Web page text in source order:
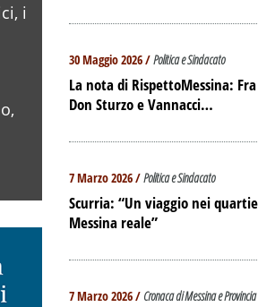
i
30 Maggio 2026 /Politica e Sindacato
La nota di RispettoMessina:
Don Sturzo e Vannacci…
7 Marzo 2026 /Politica e Sindacato
Scurria: “Un viaggio nei
Messina reale”
7 Marzo 2026 / Cronaca di Messina e Provincia